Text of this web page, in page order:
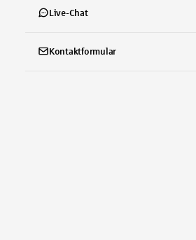
Live-Chat
Kontaktformular